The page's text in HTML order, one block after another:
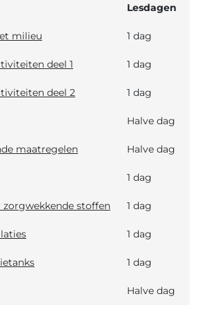
Lesdagen
milieu 1 dag
deel 1 1 dag
deel 2 1 dag
Halve dag
maatregelen Halve dag
1 dag
zorgwekkende stoffen 1 dag
1 dag
1 dag
Halve dag